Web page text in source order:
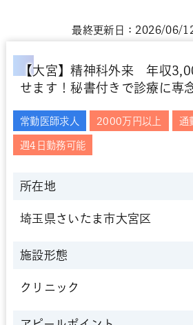
【大宮】精神科外来 年収
せます！秘書付きで診療に専
最終更新日：2026/06/
常勤医師求人 2000万円以上 通
週4日勤務可能
所在地
埼玉県さいたま市大宮区
施設形態
クリニック